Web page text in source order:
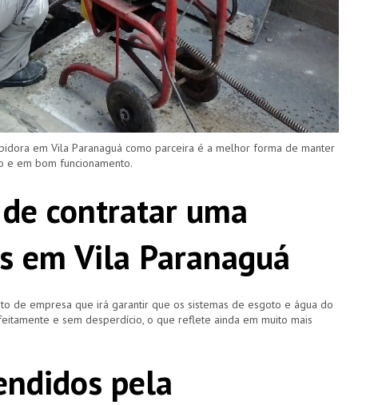
em Vila Paranaguá como parceira é a melhor forma de manter
e em bom funcionamento.
contratar uma
em Vila Paranaguá
de empresa que irá garantir que os sistemas de esgoto e água do
e sem desperdício, o que reflete ainda em muito mais
pela